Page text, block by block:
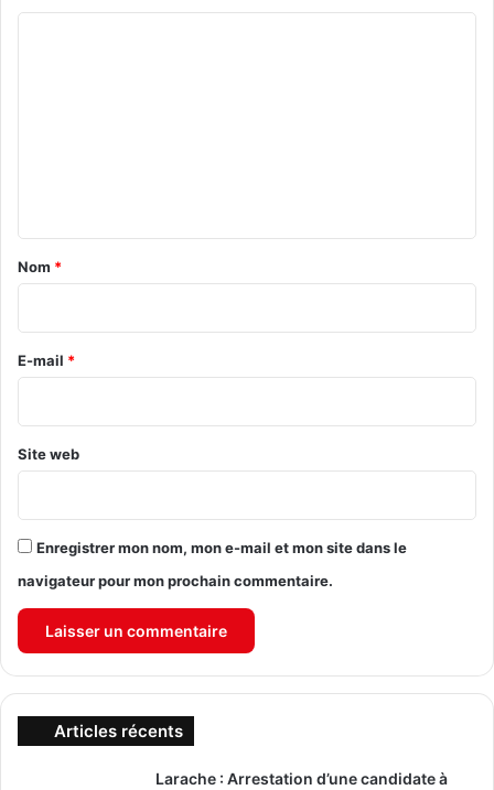
a
r
e
Nom *
E-mail *
Site web
Enregistrer mon nom, mon e-mail et mon site dans le
navigateur pour mon prochain commentaire.
Articles récents
Larache : Arrestation d’une candidate à